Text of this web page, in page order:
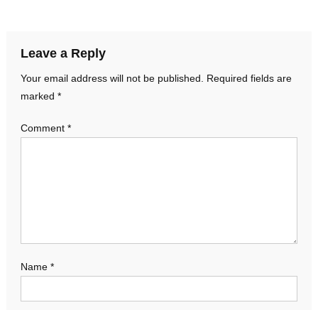
Leave a Reply
Your email address will not be published.
Required fields are
marked *
Comment *
Name *